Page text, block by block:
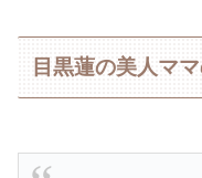
目黒蓮の美人マ